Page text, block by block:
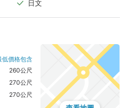
日文
低價格包含
260公尺
270公尺
270公尺